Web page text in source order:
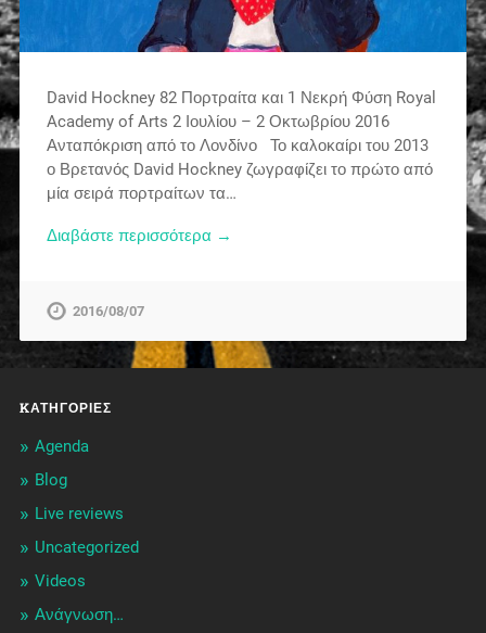
David Hockney 82 Πορτραίτα και 1 Νεκρή Φύση Royal
Academy of Arts 2 Ιουλίου – 2 Οκτωβρίου 2016
Ανταπόκριση από το Λονδίνο Το καλοκαίρι του 2013
ο Βρετανός David Hockney ζωγραφίζει το πρώτο από
μία σειρά πορτραίτων τα…
Διαβάστε περισσότερα →
2016/08/07
KΑΤΗΓΟΡΊΕΣ
Agenda
Blog
Live reviews
Uncategorized
Videos
Ανάγνωση…